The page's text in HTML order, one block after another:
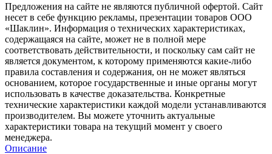
Предложения на сайте не являются публичной офертой. Сайт
несет в себе функцию рекламы, презентации товаров ООО
«Шаклин». Информация о технических характеристиках,
содержащаяся на сайте, может не в полной мере
соответствовать действительности, и поскольку сам сайт не
является документом, к которому применяются какие-либо
правила составления и содержания, он не может являться
основанием, которое государственные и иные органы могут
использовать в качестве доказательства. Конкретные
технические характеристики каждой модели устанавливаются
производителем. Вы можете уточнить актуальные
характеристики товара на текущий момент у своего
менеджера.
Описание